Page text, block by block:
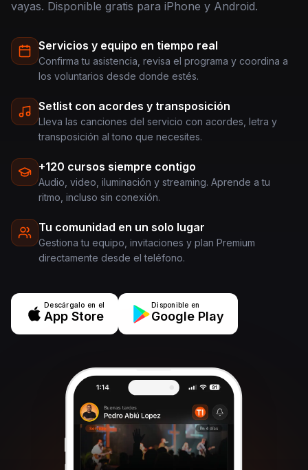
vayas. Disponible gratis para iPhone y Android.
Servicios y equipo en tiempo real
Confirma tu asistencia, revisa el programa y coordina a
los voluntarios desde donde estés.
Setlist con acordes y transposición
Lleva las canciones del servicio con acordes, letra y
transposición al tono que necesites.
+120 cursos siempre contigo
Audio, video, iluminación y streaming. Aprende a tu
ritmo, incluso sin conexión.
Tu comunidad en un solo lugar
Gestiona tu equipo, invitaciones y plan Premium
directamente desde el teléfono.
Descárgalo en el
App Store
Disponible en
Google Play